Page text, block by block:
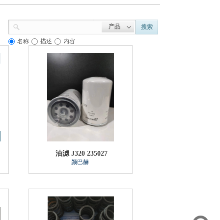
产品 搜索
名称 描述 内容
油滤 J320 235027
颜巴赫